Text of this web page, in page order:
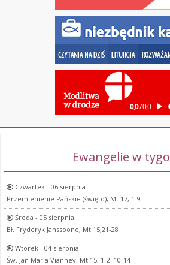
Ewangelie w
Czwartek - 06 sierpnia
Przemienienie Pańskie (święto), Mt 17, 1-9
Środa - 05 sierpnia
Bł. Fryderyk Janssoone, Mt 15,21-28
Wtorek - 04 sierpnia
Św. Jan Maria Vianney, Mt 15, 1-2. 10-14